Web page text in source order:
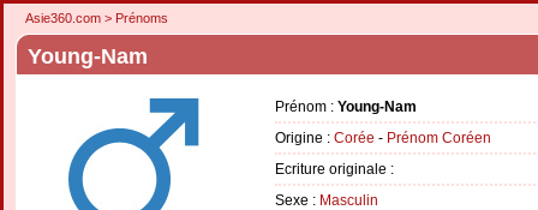
Asie360.com > Prénoms
Young-Nam
Prénom : Young-Nam
Origine : Corée - Prénom Coréen
Ecriture originale :
Sexe : Masculin